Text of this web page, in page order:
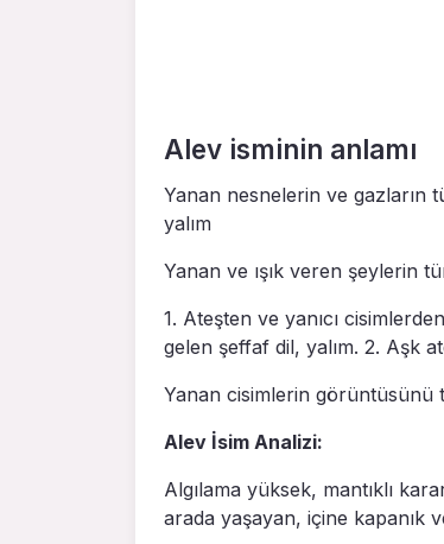
Alev isminin anlamı
Yanan nesnelerin ve gazların
yalım
Yanan ve ışık veren şeylerin
1. Ateşten ve yanı­cı
gelen şeffaf dil, yalım. 2. Aşk
Yanan cisimlerin görüntüsünü
Alev İsim Analizi:
Algılama yüksek, mantıklı
arada yaşayan, içine kapanık